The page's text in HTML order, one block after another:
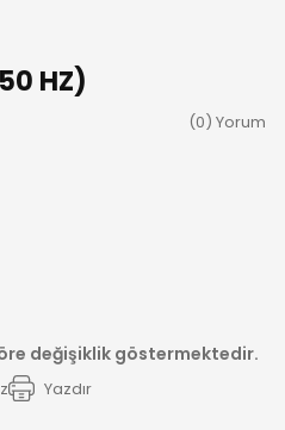
HZ)
(0) Yorum
değişiklik göstermektedir.
Yazdır